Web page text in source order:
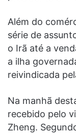
Além do
série de
o Irã até a
a ilha
reivindicada
Na manhã
recebido pelo
Zheng.